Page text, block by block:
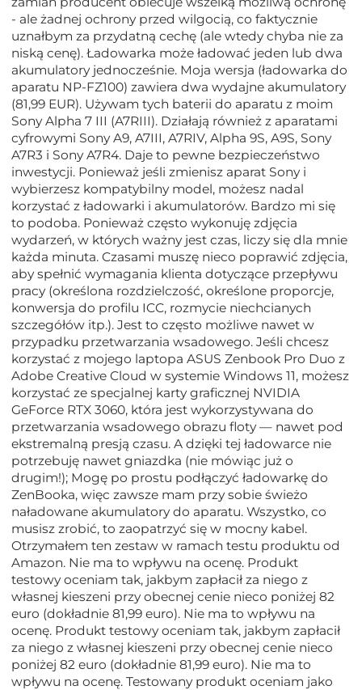
- ale żadnej ochrony przed wilgocią, co faktycznie
uznałbym za przydatną cechę (ale wtedy chyba nie za
niską cenę). Ładowarka może ładować jeden lub dwa
akumulatory jednocześnie. Moja wersja (ładowarka do
aparatu NP-FZ100) zawiera dwa wydajne akumulatory
(81,99 EUR). Używam tych baterii do aparatu z moim
Sony Alpha 7 III (A7RIII). Działają również z aparatami
cyfrowymi Sony A9, A7III, A7RIV, Alpha 9S, A9S, Sony
A7R3 i Sony A7R4. Daje to pewne bezpieczeństwo
inwestycji. Ponieważ jeśli zmienisz aparat Sony i
wybierzesz kompatybilny model, możesz nadal
korzystać z ładowarki i akumulatorów. Bardzo mi się
to podoba. Ponieważ często wykonuję zdjęcia
wydarzeń, w których ważny jest czas, liczy się dla mnie
każda minuta. Czasami muszę nieco poprawić zdjęcia,
aby spełnić wymagania klienta dotyczące przepływu
pracy (określona rozdzielczość, określone proporcje,
konwersja do profilu ICC, rozmycie niechcianych
szczegółów itp.). Jest to często możliwe nawet w
przypadku przetwarzania wsadowego. Jeśli chcesz
korzystać z mojego laptopa ASUS Zenbook Pro Duo z
Adobe Creative Cloud w systemie Windows 11, możesz
korzystać ze specjalnej karty graficznej NVIDIA
GeForce RTX 3060, która jest wykorzystywana do
przetwarzania wsadowego obrazu floty — nawet pod
ekstremalną presją czasu. A dzięki tej ładowarce nie
potrzebuję nawet gniazdka (nie mówiąc już o
drugim!); Mogę po prostu podłączyć ładowarkę do
ZenBooka, więc zawsze mam przy sobie świeżo
naładowane akumulatory do aparatu. Wszystko, co
musisz zrobić, to zaopatrzyć się w mocny kabel.
Otrzymałem ten zestaw w ramach testu produktu od
Amazon. Nie ma to wpływu na ocenę. Produkt
testowy oceniam tak, jakbym zapłacił za niego z
własnej kieszeni przy obecnej cenie nieco poniżej 82
euro (dokładnie 81,99 euro). Nie ma to wpływu na
ocenę. Produkt testowy oceniam tak, jakbym zapłacił
za niego z własnej kieszeni przy obecnej cenie nieco
poniżej 82 euro (dokładnie 81,99 euro). Nie ma to
wpływu na ocenę. Testowany produkt oceniam jako